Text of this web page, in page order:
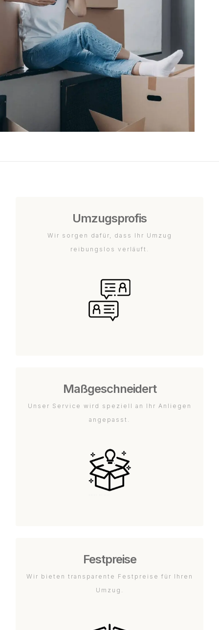
Umzugsprofis
Wir sorgen dafür, dass Ihr Umzug
reibungslos verläuft.
Maßgeschneidert
Unser Service wird speziell an Ihr Anliegen
angepasst.
Festpreise
Wir bieten transparente Festpreise für Ihren
Umzug.